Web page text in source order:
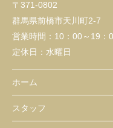
〒371-0802
群馬県前橋市天川町2-7
営業時間： 10：00～19：
定休日： 水曜日
ホーム
スタッフ